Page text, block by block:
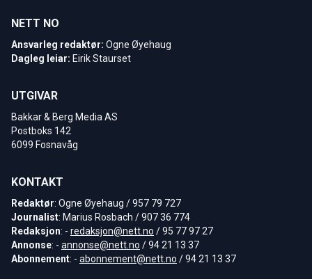
NETT NO
Ansvarleg redaktør: Ogne Øyehaug
Dagleg leiar: Eirik Staurset
UTGIVAR
Bakkar & Berg Media AS
Postboks 142
6099 Fosnavåg
KONTAKT
Redaktør: Ogne Øyehaug / 957 79 727
Journalist: Marius Rosbach / 907 36 774
Redaksjon: - redaksjon@nett.no / 95 77 97 27
Annonse: - annonse@nett.no / 94 21 13 37
Abonnement: - abonnement@nett.no / 94 21 13 37